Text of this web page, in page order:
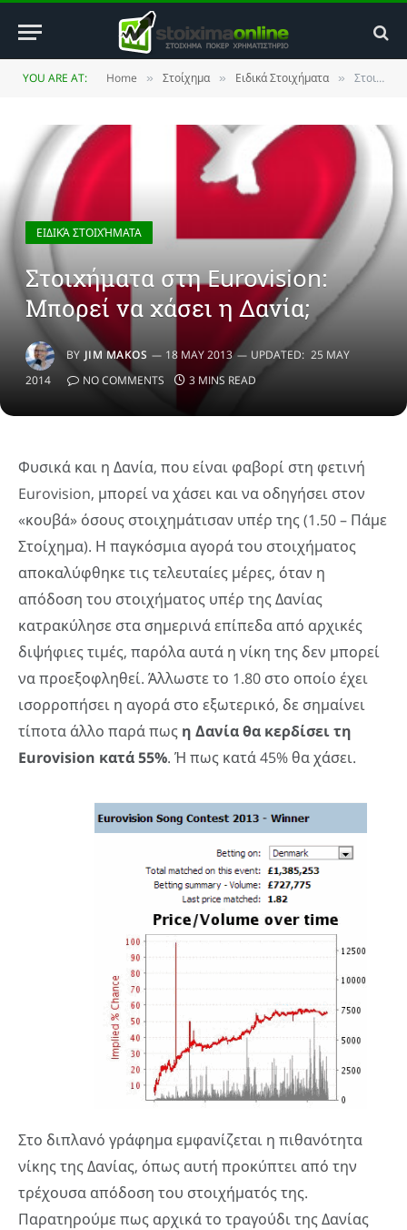
YOU ARE AT: Home » Στοίχημα » Ειδικά Στοιχήματα » Στοιχήματα στη Eurovision: Μπορεί να χάσει η Δανία;
ΕΙΔΙΚΆ ΣΤΟΙΧΉΜΑΤΑ
Στοιχήματα στη Eurovision:
Μπορεί να χάσει η Δανία;
BY JIM MAKOS 18 MAY 2013 UPDATED: 25 MAY
2014
NO COMMENTS 3 MINS READ
Φυσικά και η Δανία, που είναι φαβορί στη φετινή
Eurovision, μπορεί να χάσει και να οδηγήσει στον
«κουβά» όσους στοιχημάτισαν υπέρ της (1.50 – Πάμε
Στοίχημα). Η παγκόσμια αγορά του στοιχήματος
αποκαλύφθηκε τις τελευταίες μέρες, όταν η
απόδοση του στοιχήματος υπέρ της Δανίας
κατρακύλησε στα σημερινά επίπεδα από αρχικές
διψήφιες τιμές, παρόλα αυτά η νίκη της δεν μπορεί
να προεξοφληθεί. Άλλωστε το 1.80 στο οποίο έχει
ισορροπήσει η αγορά στο εξωτερικό, δε σημαίνει
τίποτα άλλο παρά πως η Δανία θα κερδίσει τη
Eurovision κατά 55%. Ή πως κατά 45% θα χάσει.
Στο διπλανό γράφημα εμφανίζεται η πιθανότητα
νίκης της Δανίας, όπως αυτή προκύπτει από την
τρέχουσα απόδοση του στοιχήματός της.
Παρατηρούμε πως αρχικά το τραγούδι της Δανίας